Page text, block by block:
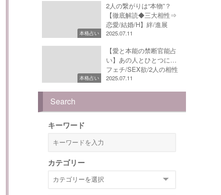
本格占い
2人の繋がりは“本物”？
【徹底解読◆三大相性⇒
恋愛/結婚/H】絆/進展
2025.07.11
本格占い
【愛と本能の禁断官能占
い】あの人とひとつに…
フェチ/SEX欲/2人の相性
2025.07.11
Search
キーワード
カテゴリー